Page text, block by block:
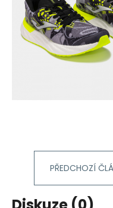
PŘEDCHOZÍ